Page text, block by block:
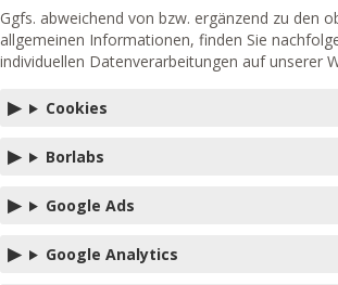
Ggfs. abweichend von bzw. ergänzend zu den
allgemeinen Informationen, finden Sie
individuellen Datenverarbeitungen auf unserer
Cookies
Borlabs
Google Ads
Google Analytics